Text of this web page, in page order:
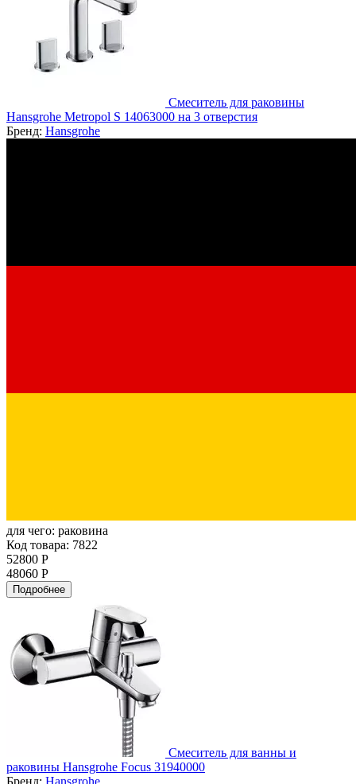
Смеситель для раковины
Hansgrohe Metropol S 14063000 на 3 отверстия
Бренд: Hansgrohe
для чего: раковина
Код товара: 7822
52800 Р
48060 Р
Подробнее
Смеситель для ванны и
раковины Hansgrohe Focus 31940000
Бренд: Hansgrohe